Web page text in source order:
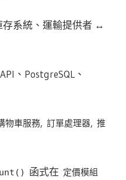
存系統、運輸提供者 ↔
、PostgreSQL、
物車服務, 訂單處理器, 推
函式在 定價模組